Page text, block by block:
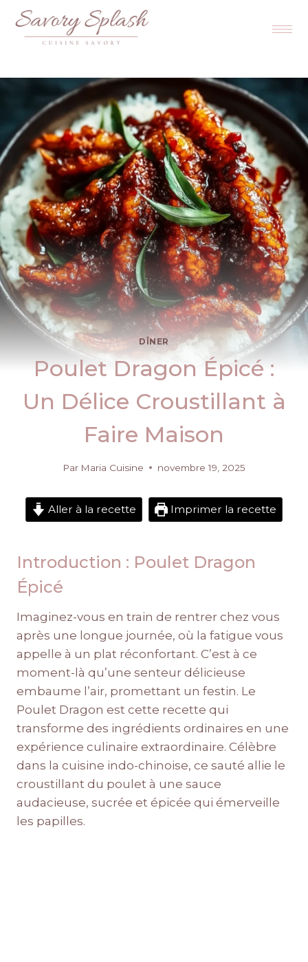
DÎNER
Poulet Dragon Épicé :
Un Délice Croustillant à
Faire Maison
Par Maria Cuisine novembre 19, 2025
Aller à la recette Imprimer la recette
Introduction : Poulet Dragon
Épicé
Imaginez-vous en train de rentrer chez vous
après une longue journée, où la fatigue vous
appelle à un plat réconfortant. C’est à ce
moment-là qu’une senteur délicieuse
embaume l’air, promettant un festin. Le
Poulet Dragon est cette recette qui
transforme des ingrédients ordinaires en une
expérience culinaire extraordinaire. Célèbre
dans la cuisine indo-chinoise, ce sauté allie le
croustillant du poulet à une sauce
audacieuse, sucrée et épicée qui émerveille
les papilles.